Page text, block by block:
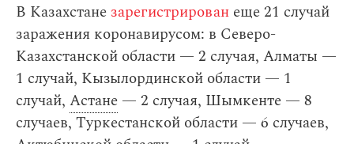
В Казахстане зарегистрирован еще 21 случай
заражения коронавирусом: в Северо-
Казахстанской области — 2 случая, Алматы —
1 случай, Кызылординской области — 1
случай, Астане — 2 случая, Шымкенте — 8
случаев, Туркестанской области — 6 случаев,